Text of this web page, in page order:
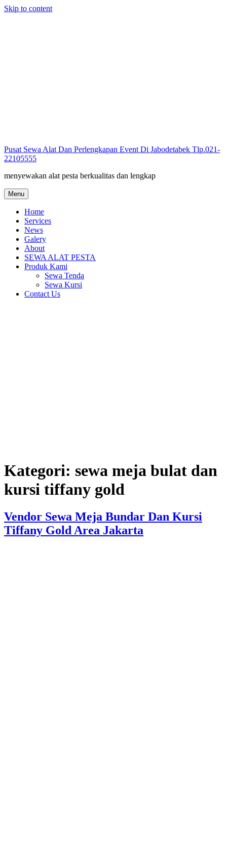
Skip to content
Pusat Sewa Alat Dan Perlengkapan Event Di Jabodetabek Tlp.021-
22105555
menyewakan alat pesta berkualitas dan lengkap
Menu
Home
Services
News
Galery
About
SEWA ALAT PESTA
Produk Kami
Sewa Tenda
Sewa Kursi
Contact Us
Kategori: sewa meja bulat dan
kursi tiffany gold
Vendor Sewa Meja Bundar Dan Kursi
Tiffany Gold Area Jakarta